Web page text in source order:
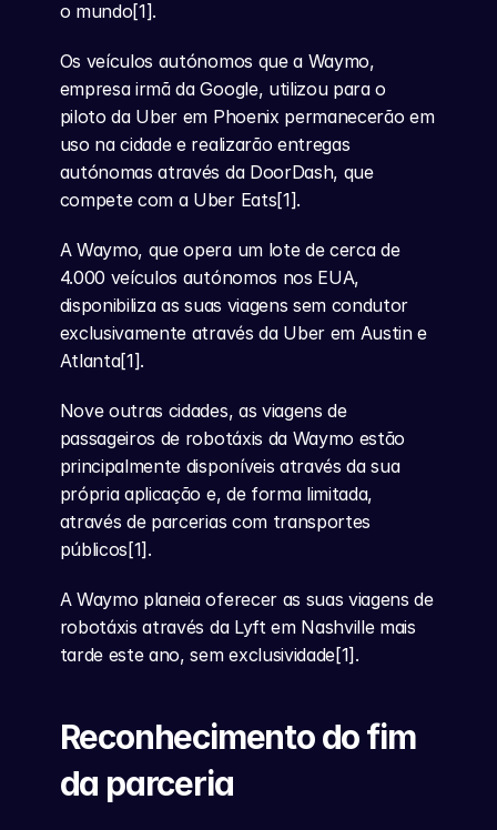
o mundo[1].
Os veículos autónomos que a Waymo,
empresa irmã da Google, utilizou para o
piloto da Uber em Phoenix permanecerão em
uso na cidade e realizarão entregas
autónomas através da DoorDash, que
compete com a Uber Eats[1].
A Waymo, que opera um lote de cerca de
4.000 veículos autónomos nos EUA,
disponibiliza as suas viagens sem condutor
exclusivamente através da Uber em Austin e
Atlanta[1].
Nove outras cidades, as viagens de
passageiros de robotáxis da Waymo estão
principalmente disponíveis através da sua
própria aplicação e, de forma limitada,
através de parcerias com transportes
públicos[1].
A Waymo planeia oferecer as suas viagens de
robotáxis através da Lyft em Nashville mais
tarde este ano, sem exclusividade[1].
Reconhecimento do fim
da parceria